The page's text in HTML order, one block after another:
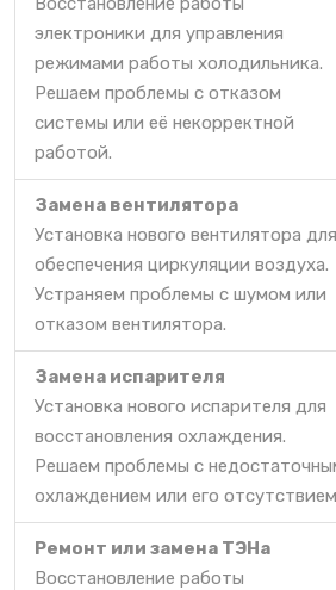
электроники для управления
режимами работы холодильника.
Решаем проблемы с отказом
системы или её некорректной
работой.
Замена вентилятора
Установка нового вентилятора для
обеспечения циркуляции воздуха.
Устраняем проблемы с шумом или
отказом вентилятора.
Замена испарителя
Установка нового испарителя для
восстановления охлаждения.
Решаем проблемы с
охлаждением или его
Ремонт или замена ТЭНа
Восстановление работы